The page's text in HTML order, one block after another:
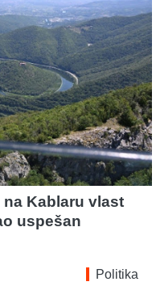
Kablaru vlast
uspešan
Politika